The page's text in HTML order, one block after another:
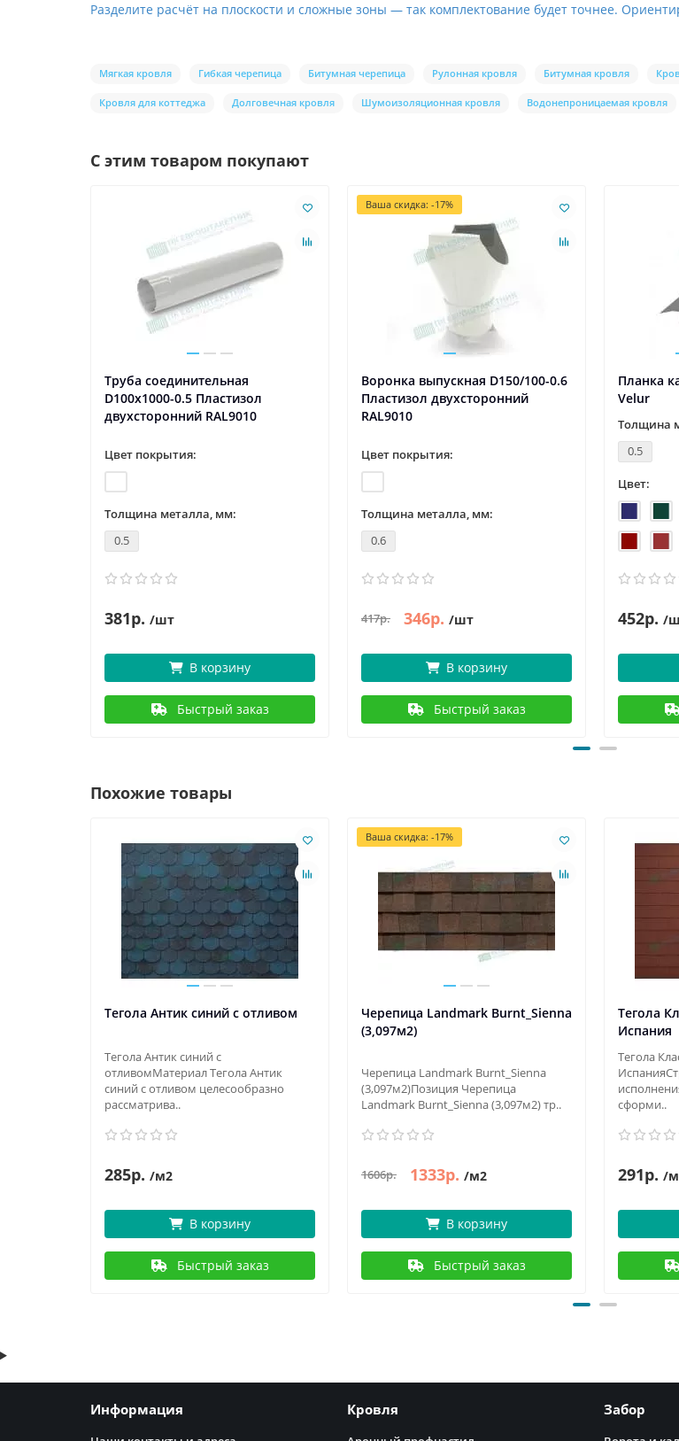
Разделите расчёт на плоскости и сложные зоны — так комплектование будет точнее.
Мягкая кровля Гибкая черепица Битумная черепица Рулонная кровля Битумная кровля
Кровля для коттеджа Долговечная кровля Шумоизоляционная кровля Водонепроницаемая кровля
С этим товаром покупают
Труба соединительная
D100х1000-0.5 Пластизол
двухсторонний RAL9010
Цвет покрытия:
Толщина металла, мм:
0.5
381р. /шт
В корзину
Быстрый заказ
Ваша скидка: -17%
Воронка выпускная D150/100-0.6
Пластизол двухсторонний
RAL9010
Цвет покрытия:
Толщина металла, мм:
0.6
417р. 346р. /шт
В корзину
Быстрый заказ
Планка
Velur
Толщина
0.5
Цвет:
452р. /
Похожие товары
Тегола Антик синий с отливом
Тегола Антик синий с
отливомМатериал Тегола Антик
синий с отливом целесообразно
рассматрива..
285р. /м2
В корзину
Быстрый заказ
Ваша скидка: -17%
Черепица Landmark Burnt_Sienna
(3,097м2)
Черепица Landmark Burnt_Sienna
(3,097м2)Позиция Черепица
Landmark Burnt_Sienna (3,097м2) тр..
1606р. 1333р. /м2
В корзину
Быстрый заказ
Тегола
Испания
Тегола
сформи..
291р. /
Информация Кровля Забор